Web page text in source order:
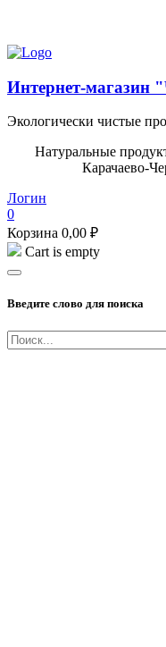
Интернет-
Экологически чистые
Натуральные
Карачаево-
Логин
0
Корзина 0,00 ₽
Cart is empty
Введите слово для поиска